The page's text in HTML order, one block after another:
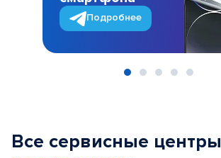
Подробнее
Все сервисные центры